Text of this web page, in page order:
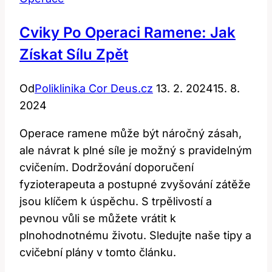
Cviky Po Operaci Ramene: Jak
Získat Sílu Zpět
OdPoliklinika Cor Deus.cz 13. 2. 202415. 8.
2024
Operace ramene může být náročný zásah,
ale návrat k plné síle je možný s pravidelným
cvičením. Dodržování doporučení
fyzioterapeuta a postupné zvyšování zátěže
jsou klíčem k úspěchu. S trpělivostí a
pevnou vůli se můžete vrátit k
plnohodnotnému životu. Sledujte naše tipy a
cvičební plány v tomto článku.